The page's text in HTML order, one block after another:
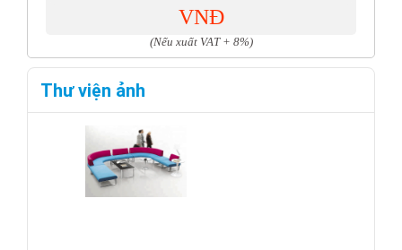
VNĐ
(Nếu xuất VAT + 8%)
Thư viện ảnh